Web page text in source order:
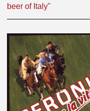
beer of Italy"